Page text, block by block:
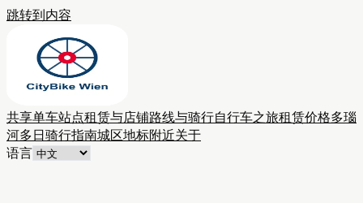
跳转到内容
共享单车站点租赁与店铺路线与骑行自行车之旅租赁价格多瑙
河多日骑行指南城区地标附近关于
语言